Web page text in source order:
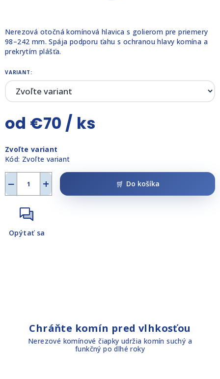
Nerezová otočná komínová hlavica s golierom pre priemery
98–242 mm. Spája podporu ťahu s ochranou hlavy komína a
prekrytím plášťa.
VARIANT:
od €70 / ks
cena:
Zvoľte variant
Kód: Zvoľte variant
+
− Do košíka
Opýtať sa
Chráňte komín pred vlhkosťou
Nerezové komínové čiapky udržia komín suchý a
funkčný po dlhé roky